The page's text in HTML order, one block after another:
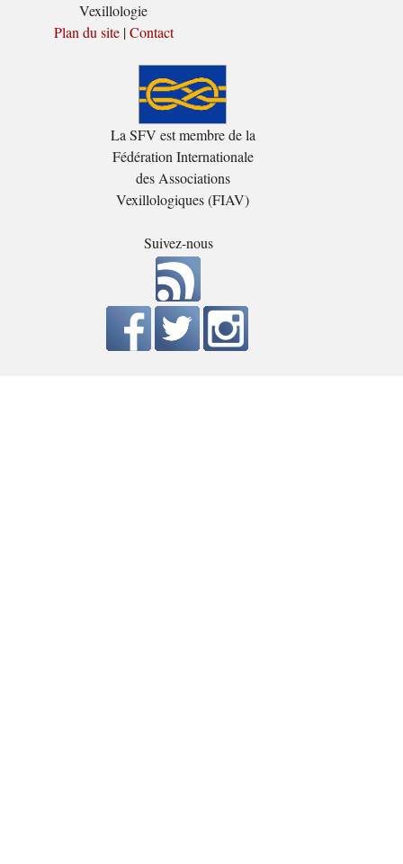
Vexillologie
Plan du site|Contact
La SFV est membre de la
Fédération Internationale
des Associations
Vexillologiques (FIAV)
Suivez-nous